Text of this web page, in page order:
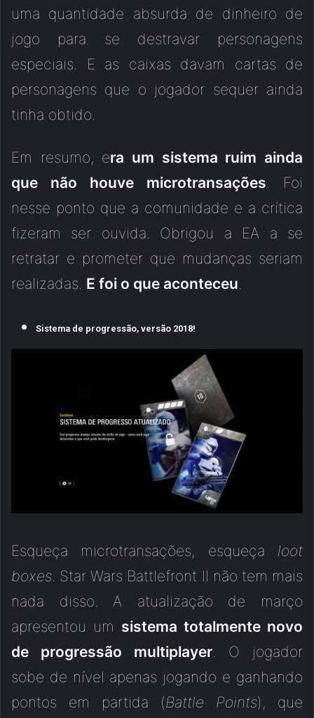
uma quantidade absurda de dinheiro de
jogo para se destravar personagens
especiais. E as caixas davam cartas de
personagens que o jogador sequer ainda
tinha obtido.
Em resumo, era um sistema ruim ainda
que não houve microtransações. Foi
nesse ponto que a comunidade e a crítica
fizeram ser ouvida. Obrigou a EA a se
retratar e prometer que mudanças seriam
realizadas. E foi o que aconteceu.
Sistema de progressão, versão 2018!
Esqueça microtransações, esqueça loot
boxes. Star Wars Battlefront II não tem mais
nada disso. A atualização de março
apresentou um sistema totalmente novo
de progressão multiplayer. O jogador
sobe de nível apenas jogando e ganhando
pontos em partida (Battle Points), que